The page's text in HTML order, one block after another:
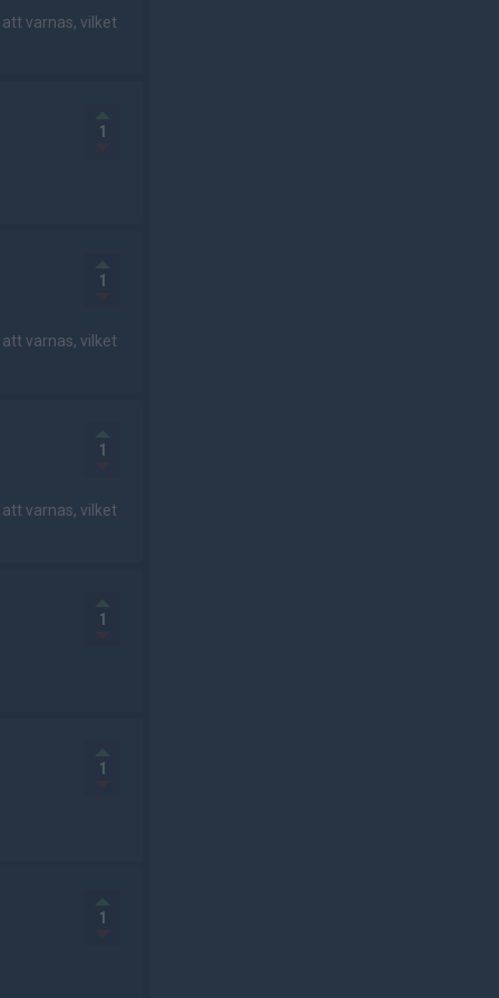
varnas, vilket
1
1
varnas, vilket
1
varnas, vilket
1
1
1